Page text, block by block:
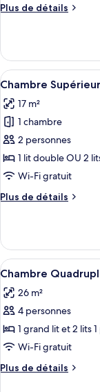
chambre :
Supérieure
Plus de détails
Plus
le
type
de
Chambre
Triple
Supérieure
Afficher
toutes
les
photos
pour
ce
type
chambre :
Double
ou
avec
lits
jumeaux
19
Chambre
17 m²
1 chambre
2 personnes
1 lit double OU 2
Wi-Fi gratuit
Plus de détails
Plus
le
type
de
Chambre
Supérieure
ou
avec
jumeaux
Afficher
toutes
les
photos
pour
ce
type
de
5
Chambre
26 m²
4 personnes
1 grand lit et 2 lits
Wi-Fi gratuit
Plus de détails
Plus